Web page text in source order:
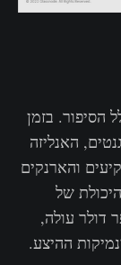
הסיפור. בזמן
האנליזה
והארנקים
של
דולר עולה,
ההיצע.